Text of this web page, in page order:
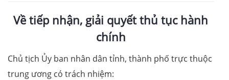
Về tiếp nhận, giải quyết thủ tục hành
chính
Chủ tịch Ủy ban nhân dân tỉnh, thành phố trực thuộc
trung ương có trách nhiệm: